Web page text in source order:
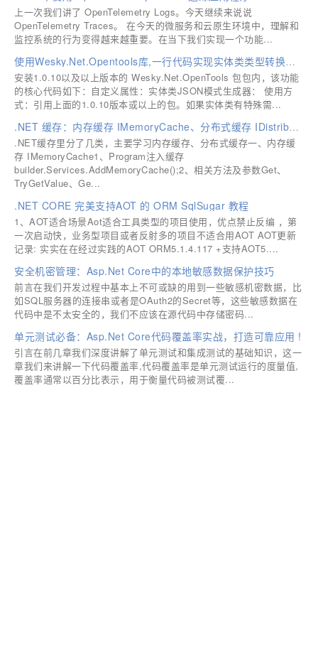
上一次我们讲了 OpenTelemetry Logs。今天继续来说说
OpenTelemetry Traces。 在今天的微服务和云原生环境中，理解和
监控系统的行为变得越来越重要。在当下我们实现一个功能...
使用Wesky.Net.Opentools库,一行代码实现实体类类型转换为Json格式字符串
安装1.0.10以及以上版本的 Wesky.Net.OpenTools 包包内，该功能
的核心代码如下：自定义属性：实体类JSON模式生成器： 使用方
式：引用上面的1.0.10版本或以上的包。如果实体类有特殊需...
.NET 缓存：内存缓存 IMemoryCache、分布式缓存 IDistributedCache（Redis）
.NET缓存里分了几类，主要学习内存缓存、分布式缓存一、内存缓
存 IMemoryCache1、Program注入缓存
builder.Services.AddMemoryCache();2、相关方法及参数Get、
TryGetValue、Ge...
.NET CORE 完美支持AOT 的 ORM SqlSugar 教程
1、AOT适合场景Aot适合工具类型的项目使用，优点禁止反编 ，第
一次启动快，业务型项目或者反射多的项目不适合用AOT AOT更新
记录: 实实在在经过实践的AOT ORM5.1.4.117 +支持AOT5....
安全机密管理：Asp.Net Core中的本地敏感数据保护技巧
前言在我们开发过程中基本上不可或缺的用到一些敏感机密数据，比
如SQL服务器的连接串或者是OAuth2的Secret等，这些敏感数据在
代码中是不太安全的，我们不应该在源代码中存储密码...
单元测试必备：Asp.Net Core代码覆盖率实战，打造可靠应用 !
引言在前几章我们深度讲解了单元测试和集成测试的基础知识，这一
章我们来讲解一下代码覆盖率,代码覆盖率是单元测试运行的度量值,
覆盖率通常以百分比表示，用于衡量代码被测试覆...